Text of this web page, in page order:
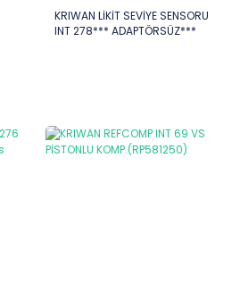
KRIWAN LİKİT SEVİYE SENSORU
INT 278*** ADAPTÖRSÜZ***